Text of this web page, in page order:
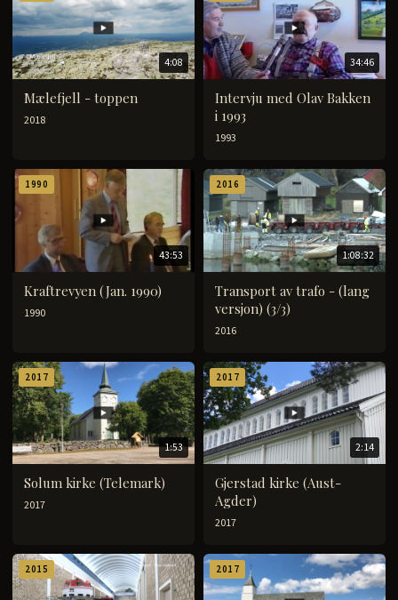
4:08
Mælefjell - toppen
2018
34:46
Intervju med Olav Bakken
i 1993
1993
1990
43:53
Kraftrevyen (Jan. 1990)
1990
2016
1:08:32
Transport av trafo - (lang
versjon) (3/3)
2016
2017
1:53
Solum kirke (Telemark)
2017
2017
2:14
Gjerstad kirke (Aust-
Agder)
2017
2015 2017